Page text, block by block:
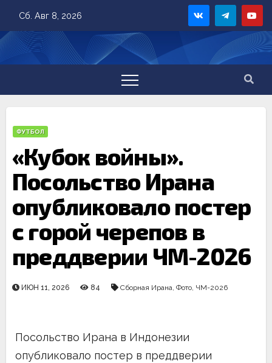
content
Сб. Авг 8, 2026
ФУТБОЛ
«Кубок войны».
Посольство Ирана
опубликовало постер
с горой черепов в
преддверии ЧМ-2026
ИЮН 11, 2026 84 Сборная Ирана, Фото, ЧМ-2026
Посольство Ирана в Индонезии
опубликовало постер в преддверии